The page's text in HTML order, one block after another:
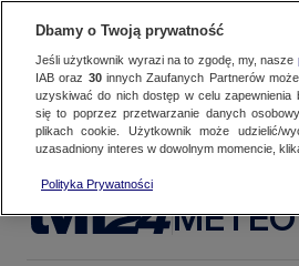
METEO
Dbamy o Twoją prywatność
Jeśli użytkownik wyrazi na to zgodę, my, nasze
IAB oraz 30innych Zaufanych Partnerów
uzyskiwać do nich dostęp w celu zapewnienia
się to poprzez przetwarzanie danych
plikach cookie. Użytkownik może udzielić/
uzasadniony interes w dowolnym momencie,
Polityka Prywatności